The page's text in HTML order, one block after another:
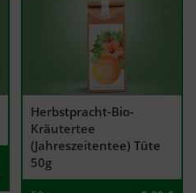
Herbstpracht-Bio-
Kräutertee
(Jahreszeitentee) Tüte
50g